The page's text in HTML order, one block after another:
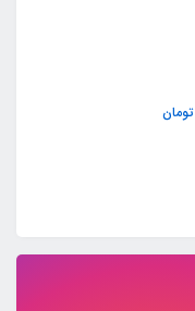
تومان